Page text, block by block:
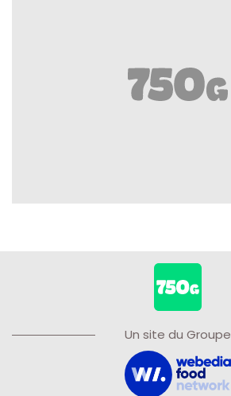
Un site du Groupe